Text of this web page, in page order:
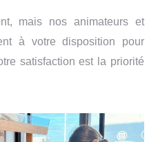
mais nos animateurs et
à votre disposition pour
satisfaction est la priorité